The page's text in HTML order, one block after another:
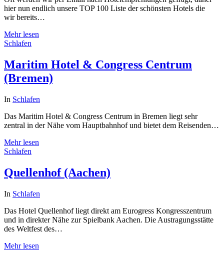
hier nun endlich unsere TOP 100 Liste der schönsten Hotels die
wir bereits…
Mehr lesen
Schlafen
Maritim Hotel & Congress Centrum
(Bremen)
In Schlafen
Das Maritim Hotel & Congress Centrum in Bremen liegt sehr
zentral in der Nähe vom Hauptbahnhof und bietet dem Reisenden…
Mehr lesen
Schlafen
Quellenhof (Aachen)
In Schlafen
Das Hotel Quellenhof liegt direkt am Eurogress Kongresszentrum
und in direkter Nähe zur Spielbank Aachen. Die Austragungsstätte
des Weltfest des…
Mehr lesen